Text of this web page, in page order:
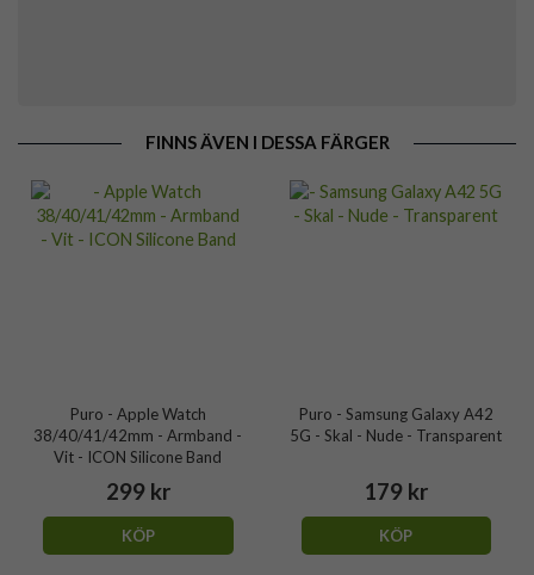
FINNS ÄVEN I DESSA FÄRGER
Puro - Apple Watch
38/40/41/42mm - Armband -
Vit - ICON Silicone Band
299 kr
KÖP
Puro - Samsung Galaxy A42
5G - Skal - Nude - Transparent
179 kr
KÖP